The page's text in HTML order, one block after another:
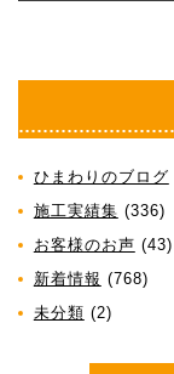
ひまわりのブログ
施工実績集 (336)
お客様のお声 (43)
新着情報 (768)
未分類 (2)